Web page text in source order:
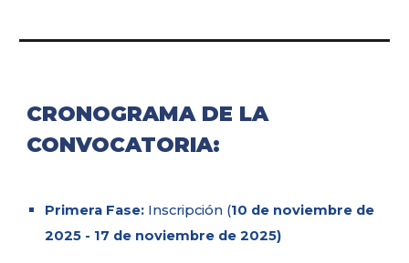
CRONOGRAMA DE LA
CONVOCATORIA:
Primera Fase: Inscripción (10 de noviembre de
2025 - 17 de noviembre de 2025)